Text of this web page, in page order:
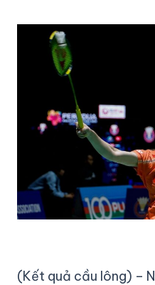
(Kết quả cầu lông) –